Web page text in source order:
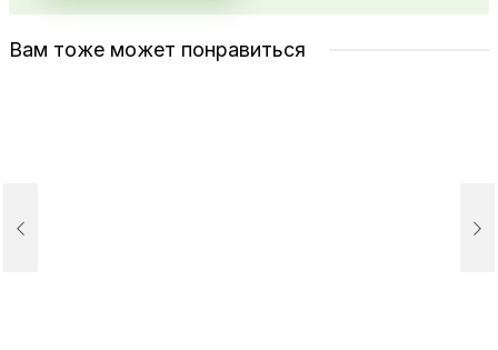
Вам тоже может понравиться